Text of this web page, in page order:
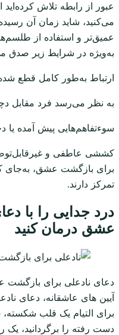
عبور از رابطه تلاش
می‌کنید، شاید زمان آن
عمیق‌تر و استفاده از
به‌ویژه در شرایط زیر صدق
ارتباط به‌طور کامل قطع
به نظر می‌رسد فرد مقابل
سوءتفاهم‌هایی پیش آمده یا
کششی عاطفی و
برای بازگشت عشق، به‌جای
تمرکز دارند.
درد جدایی را با
عشق درمان کنید
دعای نادعلی برای
آیین های عاشقانه، دعای
برای التیام یک قلب شکسته،
دست رفته را برگردانید،